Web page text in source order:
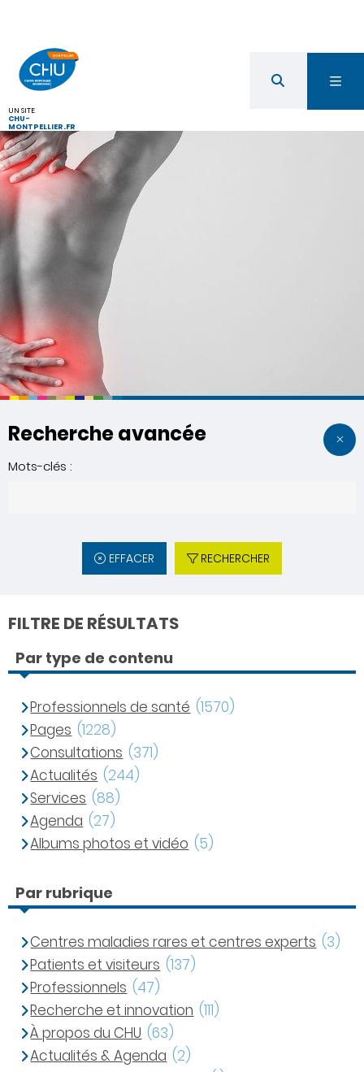
UN SITE
CHU-
MONTPELLIER.FR
Recherche avancée
Mots-clés :
EFFACER RECHERCHER
FILTRE DE RÉSULTATS
Par type de contenu
Professionnels de santé (1570)
Pages (1228)
Consultations (371)
Actualités (244)
Services (88)
Agenda (27)
Albums photos et vidéo (5)
Par rubrique
Centres maladies rares et centres experts (3)
Patients et visiteurs (137)
Professionnels (47)
Recherche et innovation (111)
À propos du CHU (63)
Actualités & Agenda (2)